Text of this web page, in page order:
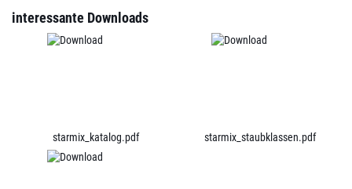
interessante Downloads
starmix_katalog.pdf starmix_staubklassen.pdf